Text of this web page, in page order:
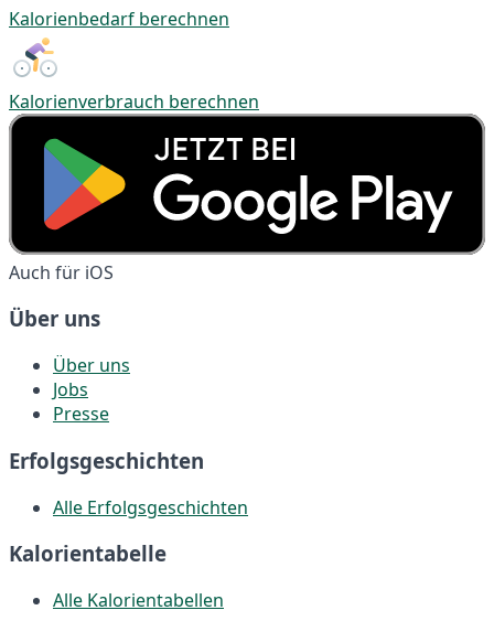
Kalorienbedarf berechnen
Kalorienverbrauch berechnen
Auch für iOS
Über uns
Über uns
Jobs
Presse
Erfolgsgeschichten
Alle Erfolgsgeschichten
Kalorientabelle
Alle Kalorientabellen